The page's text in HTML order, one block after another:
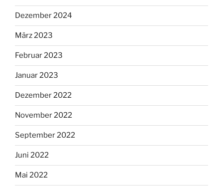
Dezember 2024
März 2023
Februar 2023
Januar 2023
Dezember 2022
November 2022
September 2022
Juni 2022
Mai 2022